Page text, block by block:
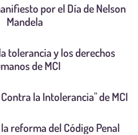
por el Día de Nelson
Mandela
tolerancia y los derechos
de MCI
la Intolerancia" de MCI
reforma del Código Penal